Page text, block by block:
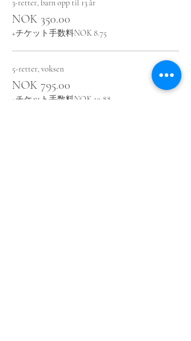
3-retter, barn opp til 13 år
NOK 350.00
+チケット手数料NOK 8.75
5-retter, voksen
NOK 795.00
+チケット手数料NOK 19.88